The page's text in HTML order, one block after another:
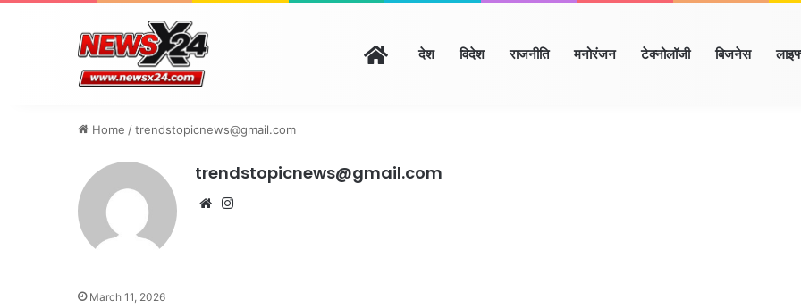
Homeदेश विदेश राजनीति मनोरंजन टेक्नोलॉजी बिजनेस
August 6, 2026 | 2:41 pm
Home /trendstopicnews@gmail.com
trendstopicnews@gmail.com
Website
March 11, 2026